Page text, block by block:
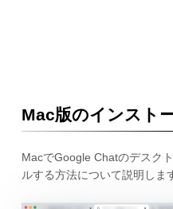
Mac版のインスト
MacでGoogle Chatのデスク
ルする方法について説明しま